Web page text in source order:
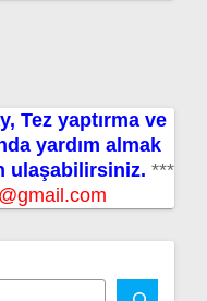
Tez yaptırma ve
yardım almak
ulaşabilirsiniz. ***